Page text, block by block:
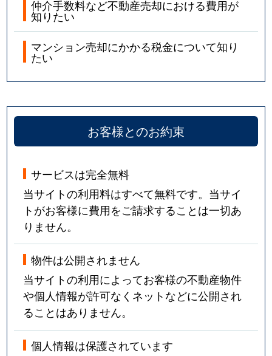
仲介手数料など不動産売却における費用が
知りたい
マンション売却にかかる税金について知り
たい
お客様とのお約束
サービスは完全無料
当サイトの利用料はすべて無料です。当サイ
トがお客様に費用をご請求することは一切あ
りません。
物件は公開されません
当サイトの利用によってお客様の不動産物件
や個人情報が許可なくネットなどに公開され
ることはありません。
個人情報は保護されています